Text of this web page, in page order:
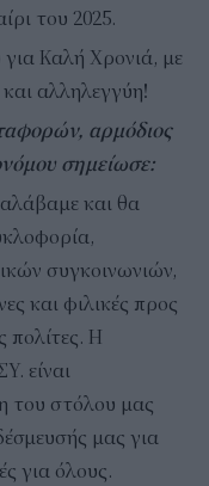
του 2025.
Καλή Χρονιά, με
αλληλεγγύη!
αρμόδιος
σημείωσε:
και θα
συγκοινωνιών,
και φιλικές προς
πολίτες. Η
είναι
του στόλου μας
μας για
για όλους.